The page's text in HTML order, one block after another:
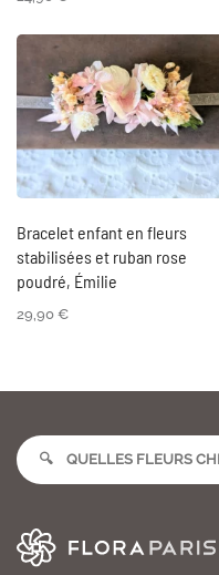
Bracelet enfant en fleurs
stabilisées et ruban rose
poudré, Émilie
29,90 €